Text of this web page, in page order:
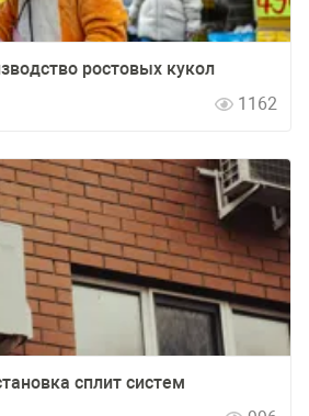
ростовых кукол
1162
сплит систем